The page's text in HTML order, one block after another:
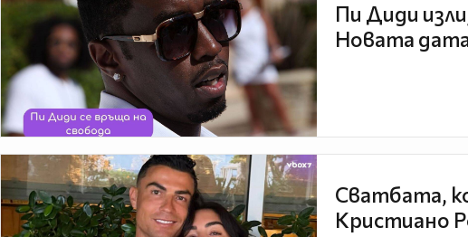
Пи Диди
Новата
Сватбата,
Кристиано